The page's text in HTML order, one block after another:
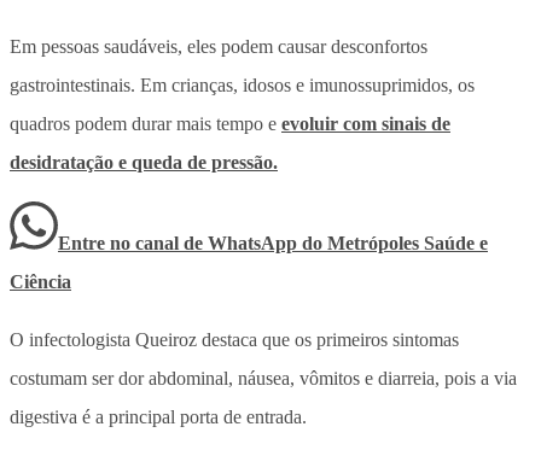
Em pessoas saudáveis, eles podem causar desconfortos
gastrointestinais. Em crianças, idosos e imunossuprimidos, os
quadros podem durar mais tempo e evoluir com sinais de
desidratação e queda de pressão.
Entre no canal de WhatsApp do Metrópoles Saúde e
Ciência
O infectologista Queiroz destaca que os primeiros sintomas
costumam ser dor abdominal, náusea, vômitos e diarreia, pois a via
digestiva é a principal porta de entrada.